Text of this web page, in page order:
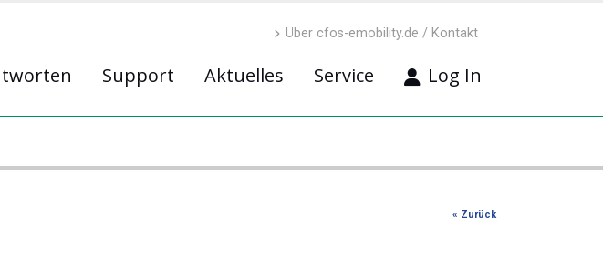
Über cfos-emobility.de / Kontakt
Support Aktuelles Service Log In
« Zurück